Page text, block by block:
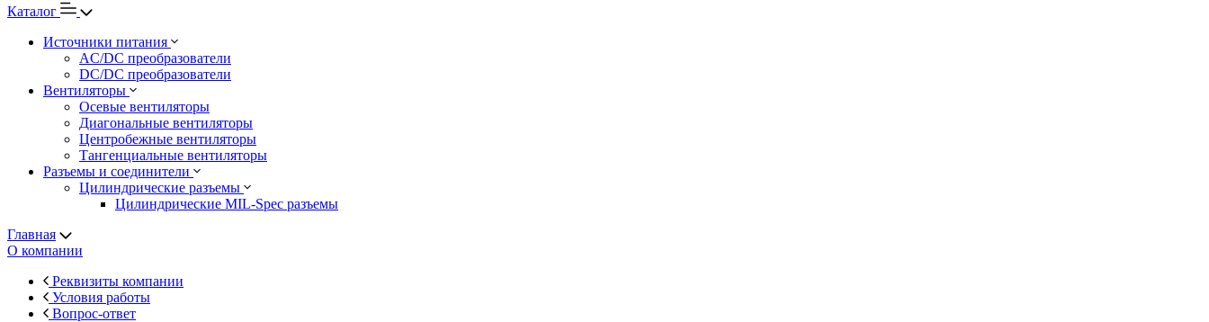
Каталог
Источники питания
AC/DC преобразователи
DC/DC преобразователи
Вентиляторы
Осевые вентиляторы
Диагональные вентиляторы
Центробежные вентиляторы
Тангенциальные вентиляторы
Разъемы и соединители
Цилиндрические разъемы
Цилиндрические MIL-Spec разъемы
Главная
О компании
Реквизиты компании
Условия работы
Вопрос-ответ